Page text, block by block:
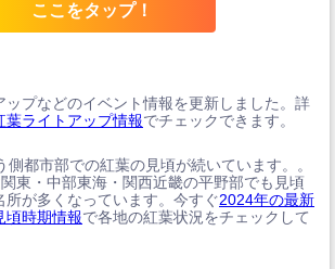
ここをタップ！
ップなどのイベント情報を更新しました。詳
ライトアップ情報でチェックできます。
側都市部での紅葉の見頃が続いています。。
東・中部東海・関西近畿の平野部でも見頃
所が多くなっています。今すぐ2024年の最新
頃時期情報で各地の紅葉状況をチェックして